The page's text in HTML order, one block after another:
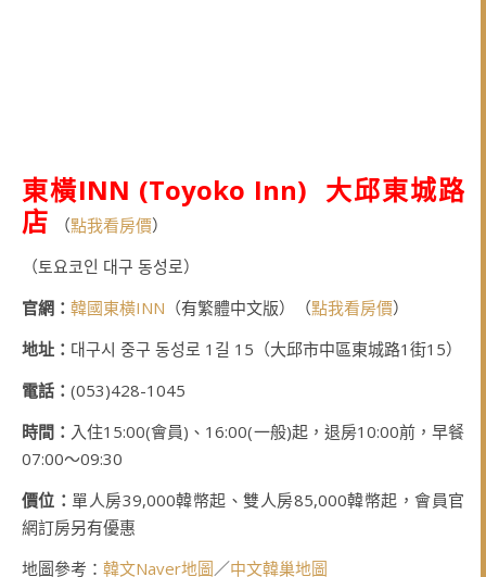
東橫INN (Toyoko Inn) 大邱東城路
店
（點我看房價）
（토요코인 대구 동성로）
官網： 韓國東橫INN （有繁體中文版）（點我看房價）
地址： 대구시 중구 동성로 1길 15（大邱市中區東城路1街15）
電話： (053)428-1045
時間： 入住15:00(會員)、16:00(一般)起，退房10:00前，早餐
07:00～09:30
價位：單人房39,000韓幣起、雙人房85,000韓幣起，會員官
網訂房另有優惠
地圖參考： 韓文Naver地圖／中文韓巢地圖